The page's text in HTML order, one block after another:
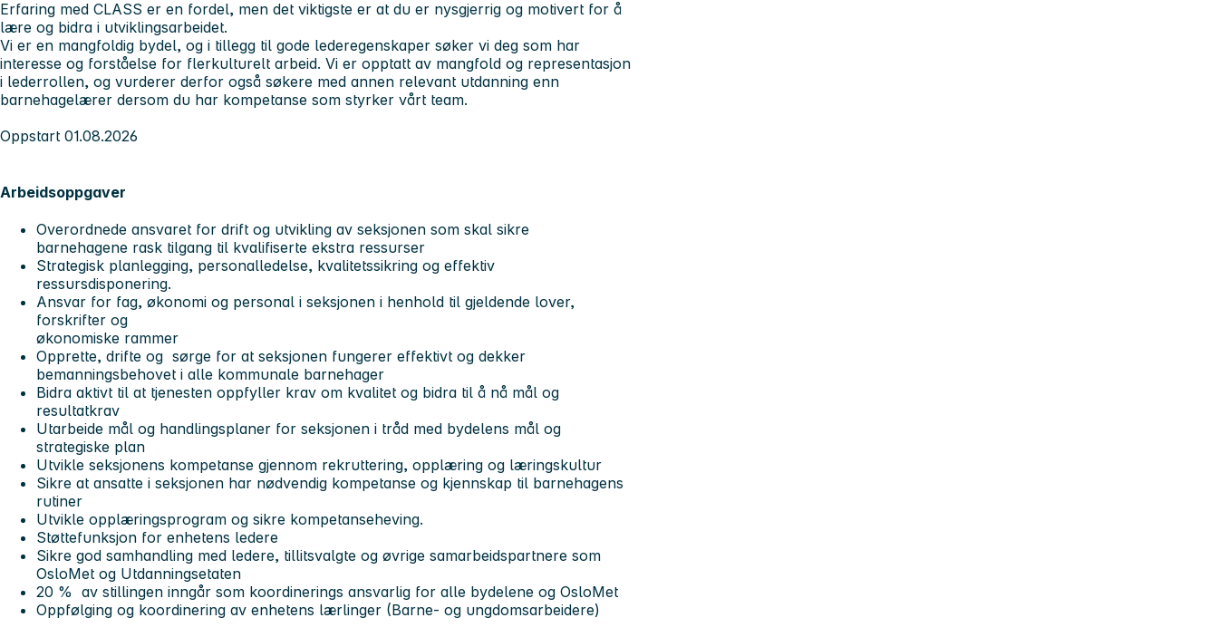
Erfaring med CLASS er en fordel, men det viktigste er at du er nysgjerrig og motivert for å
lære og bidra i utviklingsarbeidet.
Vi er en mangfoldig bydel, og i tillegg til gode lederegenskaper søker vi deg som har
interesse og forståelse for flerkulturelt arbeid. Vi er opptatt av mangfold og representasjon
i lederrollen, og vurderer derfor også søkere med annen relevant utdanning enn
barnehagelærer dersom du har kompetanse som styrker vårt team.
Oppstart 01.08.2026
Arbeidsoppgaver
Overordnede ansvaret for drift og utvikling av seksjonen som skal sikre
barnehagene rask tilgang til kvalifiserte ekstra ressurser
Strategisk planlegging, personalledelse, kvalitetssikring og effektiv
ressursdisponering.
Ansvar for fag, økonomi og personal i seksjonen i henhold til gjeldende lover,
forskrifter og
økonomiske rammer
Opprette, drifte og sørge for at seksjonen fungerer effektivt og dekker
bemanningsbehovet i alle kommunale barnehager
Bidra aktivt til at tjenesten oppfyller krav om kvalitet og bidra til å nå mål og
resultatkrav
Utarbeide mål og handlingsplaner for seksjonen i tråd med bydelens mål og
strategiske plan
Utvikle seksjonens kompetanse gjennom rekruttering, opplæring og læringskultur
Sikre at ansatte i seksjonen har nødvendig kompetanse og kjennskap til barnehagens
rutiner
Utvikle opplæringsprogram og sikre kompetanseheving.
Støttefunksjon for enhetens ledere
Sikre god samhandling med ledere, tillitsvalgte og øvrige samarbeidspartnere som
OsloMet og Utdanningsetaten
20 % av stillingen inngår som koordinerings ansvarlig for alle bydelene og OsloMet
Oppfølging og koordinering av enhetens lærlinger (Barne- og ungdomsarbeidere)